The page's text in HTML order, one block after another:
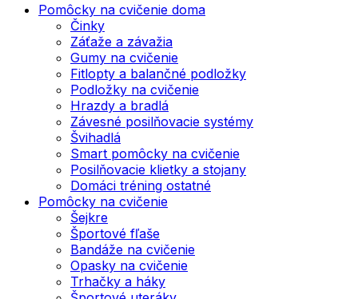
Pomôcky na cvičenie doma
Činky
Záťaže a závažia
Gumy na cvičenie
Fitlopty a balančné podložky
Podložky na cvičenie
Hrazdy a bradlá
Závesné posilňovacie systémy
Švihadlá
Smart pomôcky na cvičenie
Posilňovacie klietky a stojany
Domáci tréning ostatné
Pomôcky na cvičenie
Šejkre
Športové fľaše
Bandáže na cvičenie
Opasky na cvičenie
Trhačky a háky